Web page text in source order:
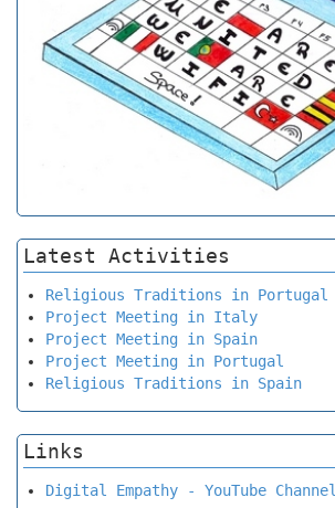
Latest Activities
Religious Traditions in Portugal
Project Meeting in Italy
Project Meeting in Spain
Project Meeting in Portugal
Religious Traditions in Spain
Links
Digital Empathy - YouTube Channel